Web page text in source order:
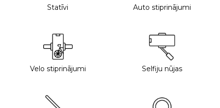
Statīvi Auto stiprinājumi
Velo stiprinājumi Selfiju nūjas